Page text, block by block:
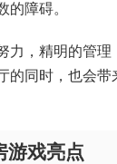
障碍。
力，精明的管
的同时，也会
游戏亮点